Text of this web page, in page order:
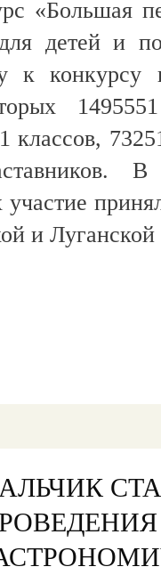
«Большая
детей и
конкурсу
классов,
участие
и